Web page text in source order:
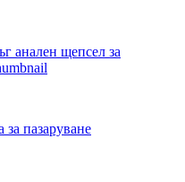
за пазаруване